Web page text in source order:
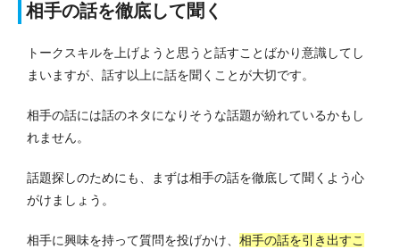
相手の話を徹底して聞く
トークスキルを上げようと思うと話すことばかり意識してし
まいますが、話す以上に話を聞くことが大切です。
相手の話には話のネタになりそうな話題が紛れているかもし
れません。
話題探しのためにも、まずは相手の話を徹底して聞くよう心
がけましょう。
相手に興味を持って質問を投げかけ、 相手の話を引き出すこ